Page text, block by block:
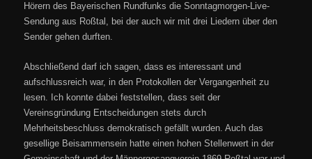
Hörern des Bayerischen Rundfunks die Sonntagmorgen-Live-
Sendung aus Roßtal, bei der auch wir mit drei Liedern über den
Sender gehen durften.
Abschließend darf ich sagen, dass es interessant und
aufschlussreich war, in den Protokollen der Vergangenheit zu
lesen. Ich konnte dabei feststellen, dass seit der
Vereinsgründung Entscheidungen stets durch
Mehrheitsbeschluss demokratisch gefällt wurden. Auch das
gesellige Beisammensein hatte einen hohen Stellenwert in der